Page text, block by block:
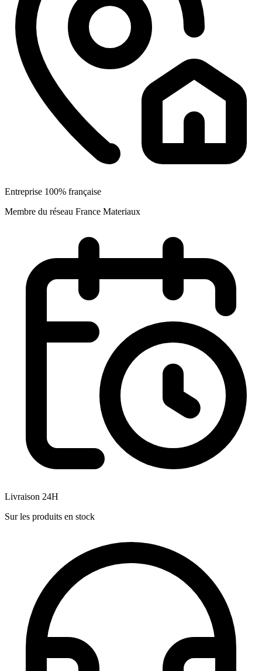
Entreprise 100% française
Membre du réseau France Materiaux
Livraison 24H
Sur les produits en stock